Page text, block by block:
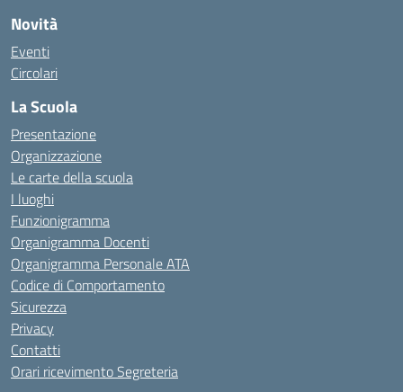
Novità
Eventi
Circolari
La Scuola
Presentazione
Organizzazione
Le carte della scuola
I luoghi
Funzionigramma
Organigramma Docenti
Organigramma Personale ATA
Codice di Comportamento
Sicurezza
Privacy
Contatti
Orari ricevimento Segreteria